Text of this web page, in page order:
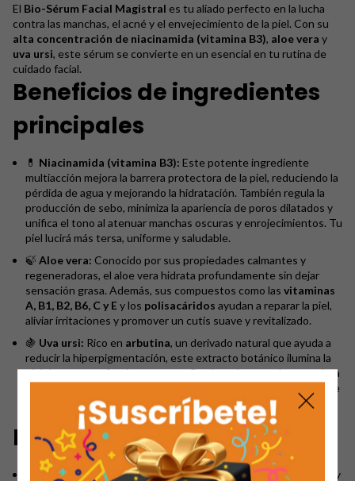
El Bio-Sérum Facial Magistral es tu aliado perfecto en la lucha
contra las manchas, el acné y el envejecimiento de la piel. Con su
alta concentración de niacinamida (vitamina B3), aloe vera y
uva ursi, este sérum se convierte en un esencial en tu rutina de
cuidado facial.
Beneficios de ingredientes
principales
💊 Niacinamida (vitamina B3): Este potente ingrediente
multiacción mejora la barrera protectora de la piel, reduciendo la
pérdida de agua y mejorando la hidratación. También regula la
producción de sebo, minimiza la apariencia de poros dilatados y
unifica el tono al atenuar manchas oscuras y enrojecimientos. Tu
piel lucirá más tersa, uniforme y saludable.
🍃 Aloe vera: Conocido por sus propiedades calmantes y
regeneradoras, el aloe vera hidrata profundamente sin dejar
sensación grasa. Además, sus compuestos como las vitaminas
A, B1, B2, B6, C y Ey los polisacáridos ayudan a reparar la piel,
aliviar irritaciones y promover un cutis suave y revitalizado.
🍇 Uva ursi: Rico en arbutina, un derivado natural que ayuda a
reducir la hiperpigmentación, este extracto botánico ilumina la
piel de manera efectiva y segura. Combate las manchas y mejora
la luminosidad natural de tu rostro, dejando un acabado radiante
y rejuvenecido.
Resultados destacados
Propiedades antiacné: Perfecto para quienes sufren de acné y